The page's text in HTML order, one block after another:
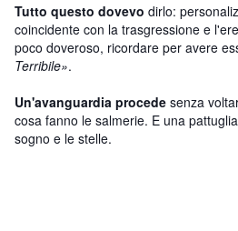
Tutto questo dovevo dirlo:
coincidente con la trasgressione e
poco doveroso, ricordare per avere
Terribile».
Un'avanguardia procede senza
cosa fanno le salmerie. E una
sogno e le stelle.